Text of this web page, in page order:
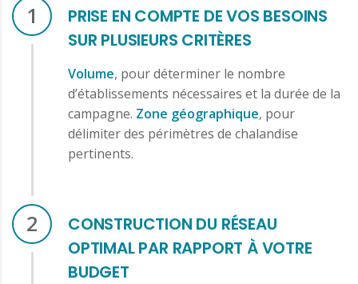
1
PRISE EN COMPTE DE VOS BESOINS
SUR PLUSIEURS CRITÈRES
Volume, pour déterminer le nombre
d’établissements nécessaires et la durée de la
campagne. Zone géographique, pour
délimiter des périmètres de chalandise
pertinents.
2
CONSTRUCTION DU RÉSEAU
OPTIMAL PAR RAPPORT À VOTRE
BUDGET